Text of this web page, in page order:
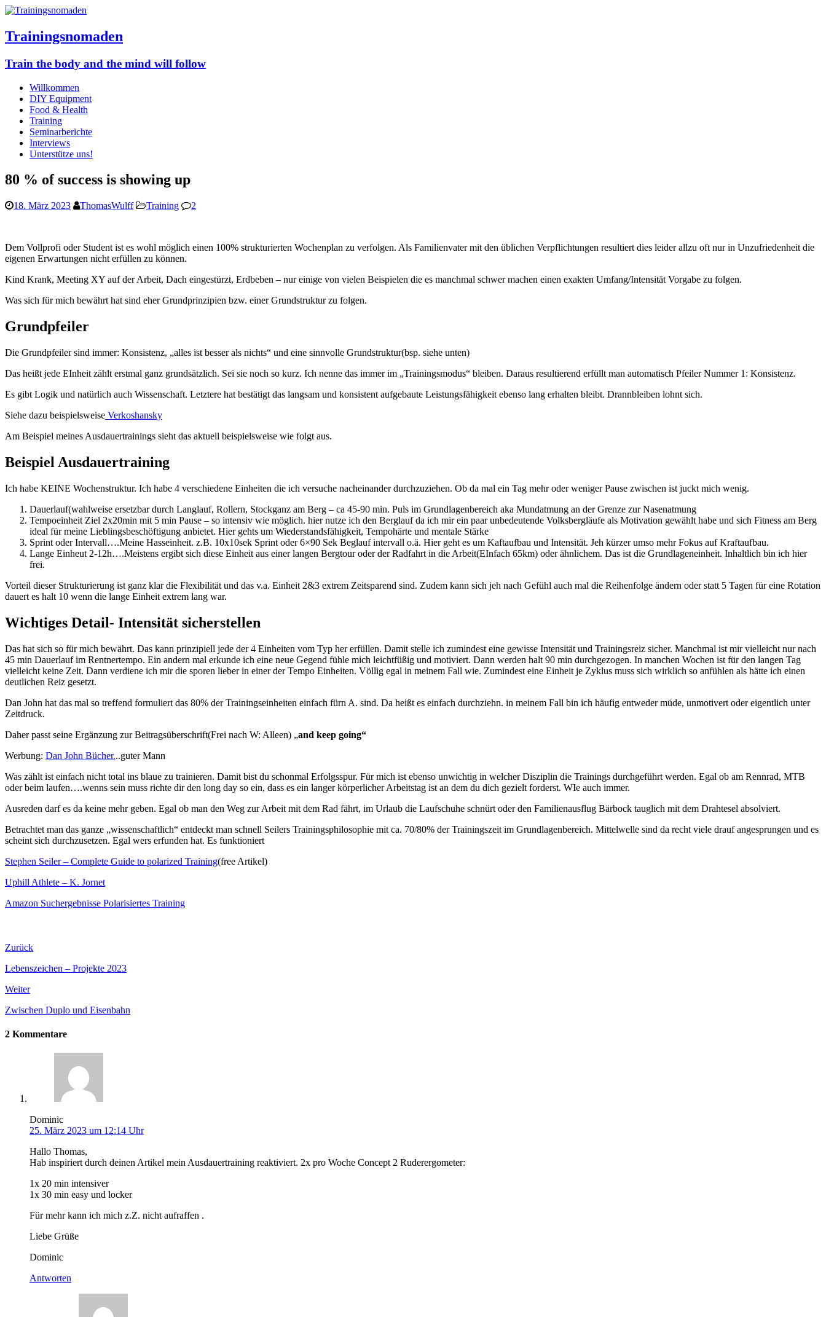
Trainingsnomaden
Train the body and the mind will follow
Willkommen
DIY Equipment
Food & Health
Training
Seminarberichte
Interviews
Unterstütze uns!
80 % of success is showing up
18. März 2023 ThomasWulff Training 2
Dem Vollprofi oder Student ist es wohl möglich einen 100% strukturierten Wochenplan zu verfolgen. Als Familienvater mit den üblichen Verpflichtungen resultiert dies leider allzu oft nur in Unzufriedenheit die
eigenen Erwartungen nicht erfüllen zu können.
Kind Krank, Meeting XY auf der Arbeit, Dach eingestürzt, Erdbeben – nur einige von vielen Beispielen die es manchmal schwer machen einen exakten Umfang/Intensität Vorgabe zu folgen.
Was sich für mich bewährt hat sind eher Grundprinzipien bzw. einer Grundstruktur zu folgen.
Grundpfeiler
Die Grundpfeiler sind immer: Konsistenz, „alles ist besser als nichts“ und eine sinnvolle Grundstruktur(bsp. siehe unten)
Das heißt jede EInheit zählt erstmal ganz grundsätzlich. Sei sie noch so kurz. Ich nenne das immer im „Trainingsmodus“ bleiben. Daraus resultierend erfüllt man automatisch Pfeiler Nummer 1: Konsistenz.
Es gibt Logik und natürlich auch Wissenschaft. Letztere hat bestätigt das langsam und konsistent aufgebaute Leistungsfähigkeit ebenso lang erhalten bleibt. Drannbleiben lohnt sich.
Siehe dazu beispielsweise Verkoshansky
Am Beispiel meines Ausdauertrainings sieht das aktuell beispielsweise wie folgt aus.
Beispiel Ausdauertraining
Ich habe KEINE Wochenstruktur. Ich habe 4 verschiedene Einheiten die ich versuche nacheinander durchzuziehen. Ob da mal ein Tag mehr oder weniger Pause zwischen ist juckt mich wenig.
Dauerlauf(wahlweise ersetzbar durch Langlauf, Rollern, Stockganz am Berg – ca 45-90 min. Puls im Grundlagenbereich aka Mundatmung an der Grenze zur Nasenatmung
Tempoeinheit Ziel 2x20min mit 5 min Pause – so intensiv wie möglich. hier nutze ich den Berglauf da ich mir ein paar unbedeutende Volksbergläufe als Motivation gewählt habe und sich Fitness am Berg
ideal für meine Lieblingsbeschöftigung anbietet. Hier gehts um Wiederstandsfähigkeit, Tempohärte und mentale Stärke
Sprint oder Intervall….Meine Hasseinheit. z.B. 10x10sek Sprint oder 6×90 Sek Beglauf intervall o.ä. Hier geht es um Kaftaufbau und Intensität. Jeh kürzer umso mehr Fokus auf Kraftaufbau.
Lange Einheut 2-12h….Meistens ergibt sich diese Einheit aus einer langen Bergtour oder der Radfahrt in die Arbeit(EInfach 65km) oder ähnlichem. Das ist die Grundlageneinheit. Inhaltlich bin ich hier
frei.
Vorteil dieser Strukturierung ist ganz klar die Flexibilität und das v.a. Einheit 2&3 extrem Zeitsparend sind. Zudem kann sich jeh nach Gefühl auch mal die Reihenfolge ändern oder statt 5 Tagen für eine Rotation
dauert es halt 10 wenn die lange Einheit extrem lang war.
Wichtiges Detail- Intensität sicherstellen
Das hat sich so für mich bewährt. Das kann prinzipiell jede der 4 Einheiten vom Typ her erfüllen. Damit stelle ich zumindest eine gewisse Intensität und Trainingsreiz sicher. Manchmal ist mir vielleicht nur nach
45 min Dauerlauf im Rentnertempo. Ein andern mal erkunde ich eine neue Gegend fühle mich leichtfüßig und motiviert. Dann werden halt 90 min durchgezogen. In manchen Wochen ist für den langen Tag
vielleicht keine Zeit. Dann verdiene ich mir die sporen lieber in einer der Tempo Einheiten. Völlig egal in meinem Fall wie. Zumindest eine Einheit je Zyklus muss sich wirklich so anfühlen als hätte ich einen
deutlichen Reiz gesetzt.
Dan John hat das mal so treffend formuliert das 80% der Trainingseinheiten einfach fürn A. sind. Da heißt es einfach durchziehn. in meinem Fall bin ich häufig entweder müde, unmotivert oder eigentlich unter
Zeitdruck.
Daher passt seine Ergänzung zur Beitragsüberschrift(Frei nach W: Alleen) „and keep going“
Werbung: Dan John Bücher...guter Mann
Was zählt ist einfach nicht total ins blaue zu trainieren. Damit bist du schonmal Erfolgsspur. Für mich ist ebenso unwichtig in welcher Disziplin die Trainings durchgeführt werden. Egal ob am Rennrad, MTB
oder beim laufen….wenns sein muss richte dir den long day so ein, dass es ein langer körperlicher Arbeitstag ist an dem du dich gezielt forderst. WIe auch immer.
Ausreden darf es da keine mehr geben. Egal ob man den Weg zur Arbeit mit dem Rad fährt, im Urlaub die Laufschuhe schnürt oder den Familienausflug Bärbock tauglich mit dem Drahtesel absolviert.
Betrachtet man das ganze „wissenschaftlich“ entdeckt man schnell Seilers Trainingsphilosophie mit ca. 70/80% der Trainingszeit im Grundlagenbereich. Mittelwelle sind da recht viele drauf angesprungen und es
scheint sich durchzusetzen. Egal wers erfunden hat. Es funktioniert
Stephen Seiler – Complete Guide to polarized Training(free Artikel)
Uphill Athlete – K. Jornet
Amazon Suchergebnisse Polarisiertes Training
Zurück
Lebenszeichen – Projekte 2023
Weiter
Zwischen Duplo und Eisenbahn
2 Kommentare
Dominic
25. März 2023 um 12:14 Uhr
Hallo Thomas,
Hab inspiriert durch deinen Artikel mein Ausdauertraining reaktiviert. 2x pro Woche Concept 2 Ruderergometer:
1x 20 min intensiver
1x 30 min easy und locker
Für mehr kann ich mich z.Z. nicht aufraffen .
Liebe Grüße
Dominic
Antworten